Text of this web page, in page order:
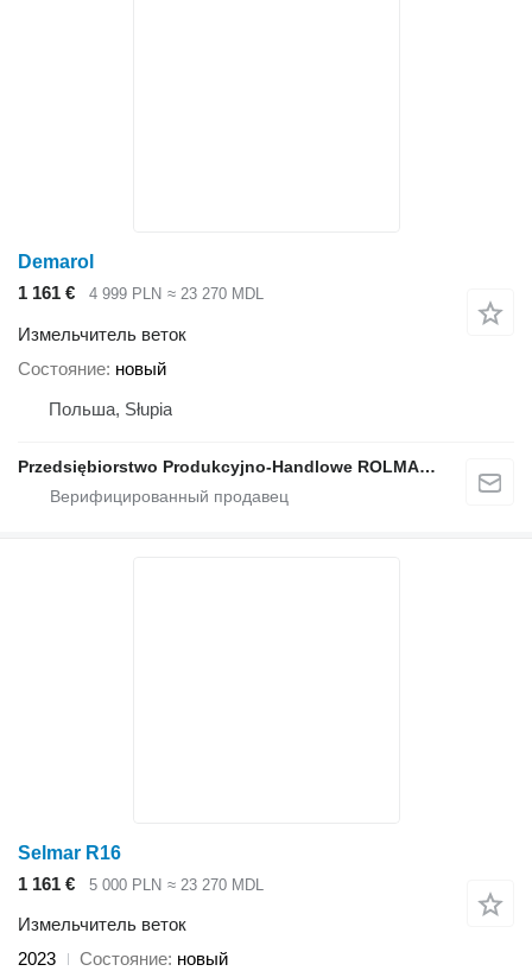
Demarol
1 161 €
4 999 PLN ≈ 23 270 MDL
Измельчитель веток
Состояние новый
Польша, Słupia
Przedsiębiorstwo Produkcyjno-Handlowe ROLMAPOL Marcin Dziekan
Selmar R16
1 161 €
5 000 PLN ≈ 23 270 MDL
Измельчитель веток
2023
Состояние новый